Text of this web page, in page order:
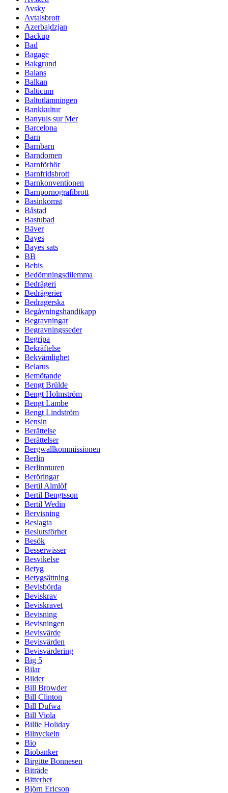
Avsky
Avtalsbrott
Azerbajdzjan
Backup
Bad
Bagage
Bakgrund
Balans
Balkan
Balticum
Baltutlämningen
Bankkultur
Banyuls sur Mer
Barcelona
Barn
Barnbarn
Barndomen
Barnförhör
Barnfridsbrott
Barnkonventionen
Barnpornografibrott
Basinkomst
Båstad
Bastubad
Bäver
Bayes
Bayes sats
BB
Bebis
Bedömningsdilemma
Bedrägeri
Bedrägerier
Bedragerska
Begåvningshandikapp
Begravningar
Begravningsseder
Begripa
Bekräftelse
Bekvämlighet
Belarus
Bemötande
Bengt Brülde
Bengt Holmström
Bengt Lambe
Bengt Lindström
Bensin
Berättelse
Berättelser
Bergwallkommissionen
Berlin
Berlinmuren
Beröringar
Bertil Almlöf
Bertil Bengtsson
Bertil Wedin
Bervisning
Beslagta
Beslutsförhet
Besök
Besserwisser
Besvikelse
Betyg
Betygsättning
Bevisbörda
Beviskrav
Beviskravet
Bevisning
Bevisningen
Bevisvärde
Bevisvärden
Bevisvärdering
Big 5
Bilar
Bilder
Bill Browder
Bill Clinton
Bill Dufwa
Bill Viola
Billie Holiday
Bilnyckeln
Bio
Biobanker
Birgitte Bonnesen
Biträde
Bitterhet
Björn Ericson